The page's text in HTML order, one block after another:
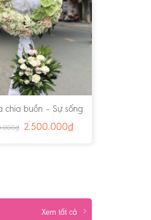
chia buồn – Sự sống
đời đời- Ms:3839
₫ 2.500.000₫
Xem tất cả